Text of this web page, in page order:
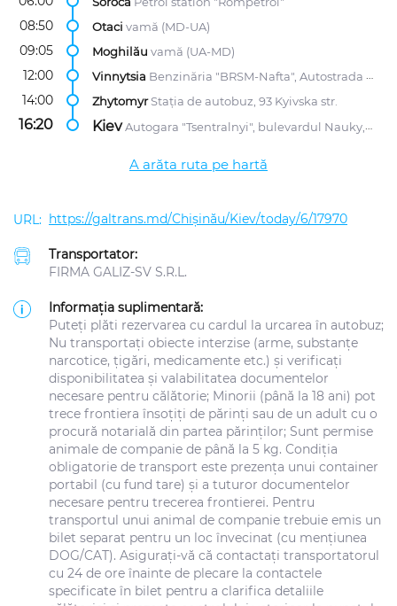
08:50 Otaci vamă (MD-UA)
09:05 Moghilău vamă (UA-MD)
12:00 Vinnytsia Benzinăria "BRSM-Nafta", Autostrada Khmelnytske 114-I
14:00 ZhytomyrStația de autobuz, 93 Kyivska str.
16:20 Kiev Autogara "Tsentralnyi", bulevardul Nauky, 1/2
A arăta ruta pe hartă
https://galtrans.md/Chișinău/Kiev/today/6/17970
Transportator:
FIRMA GALIZ-SV S.R.L.
Informația suplimentară:
Puteți plăti rezervarea cu cardul la urcarea în autobuz;
Nu transportați obiecte interzise (arme, substanțe
narcotice, țigări, medicamente etc.) și verificați
disponibilitatea și valabilitatea documentelor
necesare pentru călătorie; Minorii (până la 18 ani) pot
trece frontiera însoțiți de părinți sau de un adult cu o
procură notarială din partea părinților; Sunt permise
animale de companie de până la 5 kg. Condiția
obligatorie de transport este prezența unui container
portabil (cu fund tare) și a tuturor documentelor
necesare pentru trecerea frontierei. Pentru
transportul unui animal de companie trebuie emis un
bilet separat pentru un loc învecinat (cu mențiunea
DOG/CAT). Asigurați-vă că contactați transportatorul
cu 24 de ore înainte de plecare la contactele
specificate în bilet pentru a clarifica detaliile